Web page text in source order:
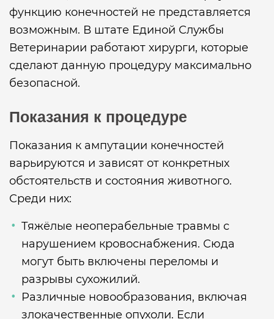
функцию конечностей не представляется
возможным. В штате Единой Службы
Ветеринарии работают хирурги, которые
сделают данную процедуру максимально
безопасной.
Показания к процедуре
Показания к ампутации конечностей
варьируются и зависят от конкретных
обстоятельств и состояния животного.
Среди них:
Тяжёлые неоперабельные травмы с
нарушением кровоснабжения. Сюда
могут быть включены переломы и
разрывы сухожилий.
Различные новообразования, включая
злокачественные опухоли. Если